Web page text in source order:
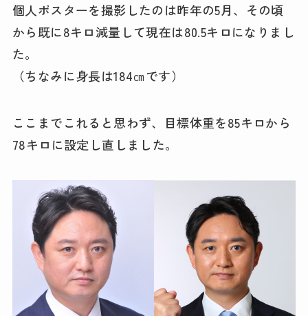
個人ポスターを撮影したのは昨年の5月、その頃
から既に8キロ減量して現在は80.5キロになりまし
た。
（ちなみに身長は184㎝です）
ここまでこれると思わず、目標体重を85キロから
78キロに設定し直しました。